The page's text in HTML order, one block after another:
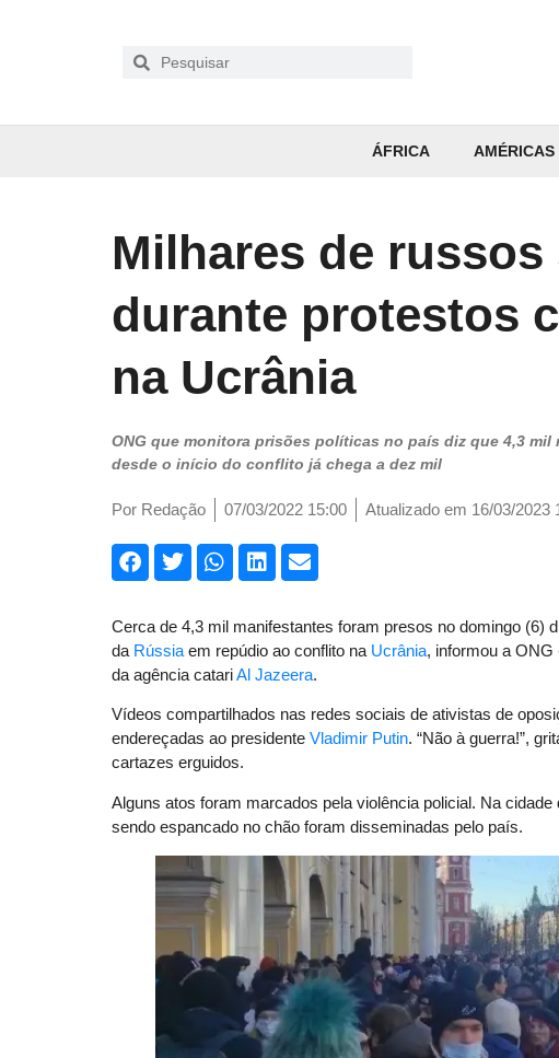
ÁFRICA AMÉRICAS
Milhares de
durante protestos
na Ucrânia
ONG que monitora prisões políticas no país diz que 4,3
desde o início do conflito já chega a dez mil
Por Redação 07/03/2022 15:00 Atualizado em 16/03/2023
Cerca de 4,3 mil manifestantes foram presos no domingo (6)
da Rússia em repúdio ao conflito na Ucrânia, informou a ONG
da agência catariAl Jazeera.
Vídeos compartilhados nas redes sociais de ativistas de
endereçadas ao presidente Vladimir Putin. “Não à guerra!”,
cartazes erguidos.
Alguns atos foram marcados pela violência policial. Na
sendo espancado no chão foram disseminadas pelo país.